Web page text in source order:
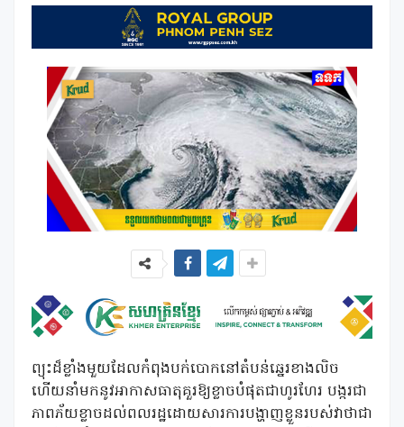
ព្យុះដ៏ខ្លាំងមួយដែលកំពុងបក់បោកនៅតំបន់ឆ្នេរខាងលិច
ហើយនាំមកនូវអាកាសធាតុគួរឱ្យខ្លាចបំផុតជាហូរហែរ បង្ករជា
ភាពភ័យខ្លាចដល់ពលរដ្ឋដោយសារការបង្ហាញខ្លួនរបស់វាថាជា